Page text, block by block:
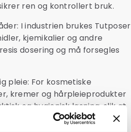
ren og kontrollert bruk.
I industrien brukes Tutposer
kjemikalier og andre
dosering og må forsegles
pleie: For kosmetiske
kremer og hårpleieprodukter
og hygienisk løsning, slik at
bruk.